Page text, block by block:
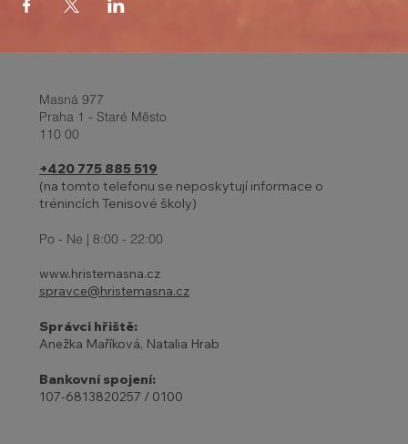
Masná 977
Praha 1 - Staré Město
110 00
+420 775 885 519
(na tomto telefonu se neposkytují informace o
trénincích Tenisové školy)
Po - Ne | 8:00 - 22:00
www.hristemasna.cz
spravce@hristemasna.cz
Správci hřiště:
Anežka Maříková, Natalia Hrab
Bankovní spojení:
107-6813820257 / 0100